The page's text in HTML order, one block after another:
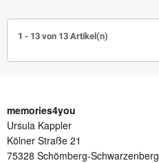
1 - 13 von 13 Artikel(n)
memories4you
Ursula Kappler
Kölner Straße 21
75328 Schömberg-Schwarzenberg